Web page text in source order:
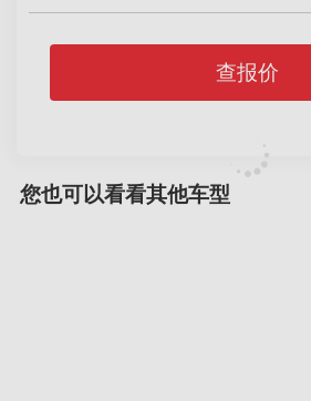
查报价
您也可以看看其他车型